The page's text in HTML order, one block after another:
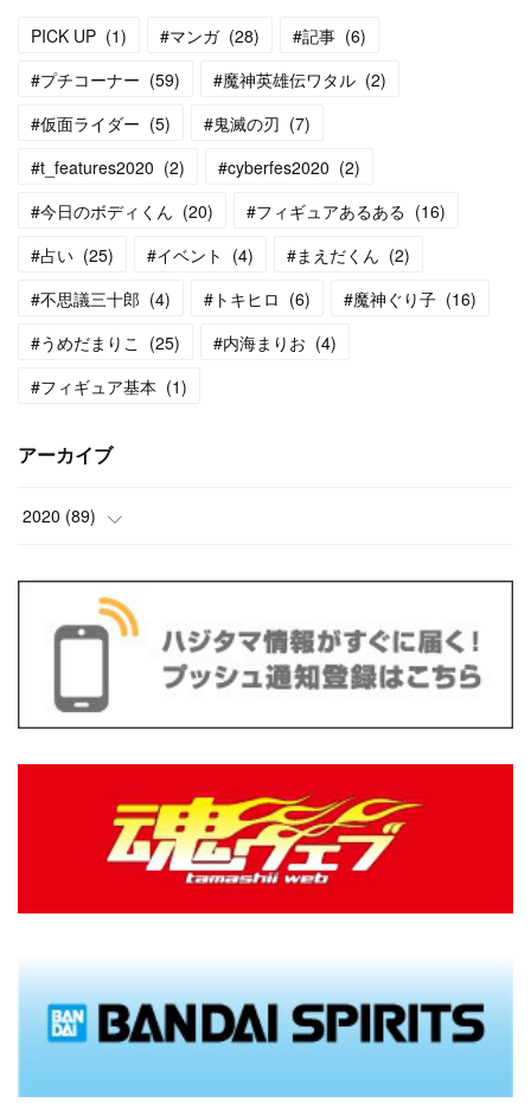
PICK UP (1) #マンガ (28) #記事 (6)
#プチコーナー (59) #魔神英雄伝ワタル (2)
#仮面ライダー (5) #鬼滅の刃 (7)
#t_features2020 (2) #cyberfes2020 (2)
#今日のボディくん (20) #フィギュアあるある (16)
#占い (25) #イベント (4) #まえだくん (2)
#不思議三十郎 (4) #トキヒロ (6) #魔神ぐり子 (16)
#うめだまりこ (25) #内海まりお (4)
#フィギュア基本 (1)
アーカイブ
2020 (89)
(10)
(18)